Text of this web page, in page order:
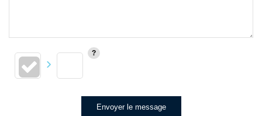
Envoyer le message